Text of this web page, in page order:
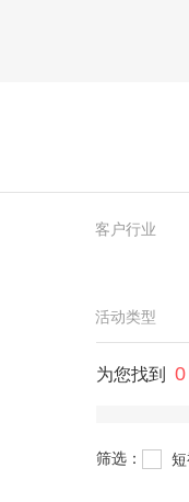
客户行业
活动类型
为您找到 0
筛选：